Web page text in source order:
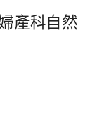
產科自然